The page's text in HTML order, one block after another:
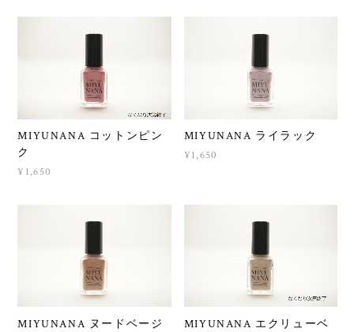
MIYUNANA コットンピン
ク
¥1,650
MIYUNANA ライラック
¥1,650
MIYUNANA ヌードベージ
MIYUNANA エクリューベ